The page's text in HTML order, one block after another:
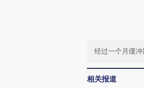
经过一个月缓
相关报道